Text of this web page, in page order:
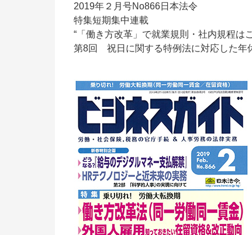
2019年２月号No866日本法令
特集短期集中連載
“「働き方改革」で就業規則・社内規程は
第8回 祝日に関する特例法に対応した年